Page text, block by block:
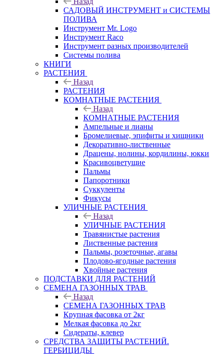
САДОВЫЙ ИНСТРУМЕНТ и СИСТЕМЫ
ПОЛИВА
Инструмент Mr. Logo
Инструмент Raco
Инструмент разных производителей
Системы полива
КНИГИ
РАСТЕНИЯ
Назад
РАСТЕНИЯ
КОМНАТНЫЕ РАСТЕНИЯ
Назад
КОМНАТНЫЕ РАСТЕНИЯ
Ампельные и лианы
Бромелиевые, эпифиты и хищники
Декоративно-лиственные
Драцены, нолины, кордилины, юкки
Красивоцветущие
Пальмы
Папоротники
Суккуленты
Фикусы
УЛИЧНЫЕ РАСТЕНИЯ
Назад
УЛИЧНЫЕ РАСТЕНИЯ
Травянистые растения
Лиственные растения
Пальмы, розеточные, агавы
Плодово-ягодные растения
Хвойные растения
ПОДСТАВКИ ДЛЯ РАСТЕНИЙ
СЕМЕНА ГАЗОННЫХ ТРАВ
Назад
СЕМЕНА ГАЗОННЫХ ТРАВ
Крупная фасовка от 2кг
Мелкая фасовка до 2кг
Сидераты, клевер
СРЕДСТВА ЗАЩИТЫ РАСТЕНИЙ.
ГЕРБИЦИДЫ